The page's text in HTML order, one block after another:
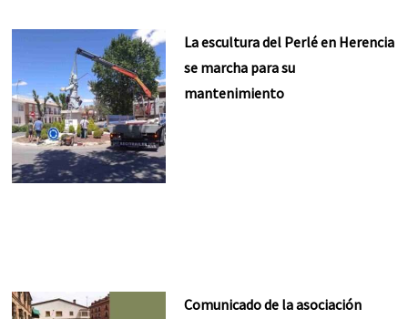
La escultura del Perlé en Herencia
se marcha para su
mantenimiento
Comunicado de la asociación